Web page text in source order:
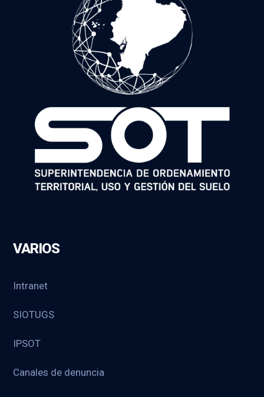
VARIOS
Intranet
SIOTUGS
IPSOT
Canales de denuncia